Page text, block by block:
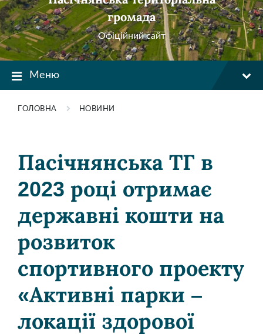
громада
Офіційний сайт
Меню
ГОЛОВНА НОВИНИ
Пасічнянська ТГ в
2023 році отримає
державні кошти на
розвиток
спортивного проекту
«Активні парки –
локації здорової